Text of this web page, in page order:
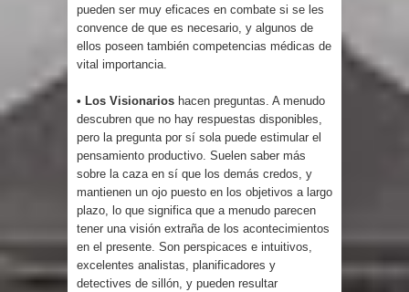
pueden ser muy eficaces en combate si se les
convence de que es necesario, y algunos de
ellos poseen también competencias médicas de
vital importancia.
• Los Visionarios hacen preguntas. A menudo
descubren que no hay respuestas disponibles,
pero la pregunta por sí sola puede estimular el
pensamiento productivo. Suelen saber más
sobre la caza en sí que los demás credos, y
mantienen un ojo puesto en los objetivos a largo
plazo, lo que significa que a menudo parecen
tener una visión extraña de los acontecimientos
en el presente. Son perspicaces e intuitivos,
excelentes analistas, planificadores y
detectives de sillón, y pueden resultar